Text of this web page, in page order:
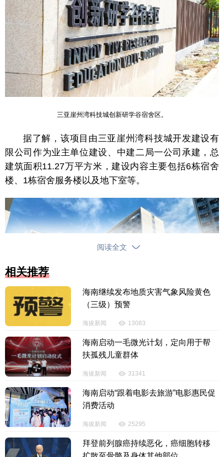
三亚崖州湾科技城创新研学谷宿舍区。
据了解，该项目由三亚崖州湾科技城开发建设有
限公司作为业主单位建设、中建二局一公司承建，总
建筑面积11.27万平方米，建设内容主要包括6栋宿舍
楼、1栋宿舍服务楼以及地下室等。
三亚崖州湾科技城创新研学谷宿舍区。
工艺复杂等难题。项目团队从“手续线、设计线、施工
线、招采线”四线入手，针对各阶段的重难点，制定了
详尽的项目策划，保障项目高效平稳推进。
阅读全文
相关推荐
海南继续发布地质灾害气象风险黄色
（三级）预警
海拔新闻 13083
海南启动一毛微光计划，定向用于帮
扶孤残儿童群体
海拔新闻 31341
海南启动“跟着电影去旅游”电影惠民促
消费活动
海拔新闻 25295
拜登前列腺癌持续恶化，癌细胞转移